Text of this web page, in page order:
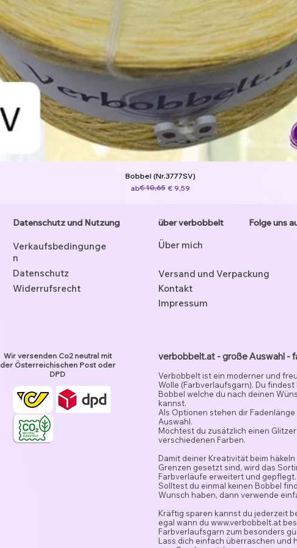
Bobbel (Nr.3777SV)
ab
Standardpreis
€ 10,65 € 9,59
Sale-Preis
Datenschutz und Nutzung
Verkaufsbedingunge
n
Datenschutz
Widerrufsrecht
Wir versenden Co2 neutral mit
der Österreichischen Post oder
DPD
über verbobbelt
Über mich
Folge uns
Versand und Verpackung
Kontakt
Impressum
verbobbelt.at - große Auswahl -
Verbobbelt ist ein moderner und
Wolle (Farbverlaufsgarn). Du
Bobbel welche du nach deinen
kannst.
Als Optionen stehen dir
Auswahl.
Möchtest du zusätzlich einen
verschiedenen Farben.
Damit deiner Kreativität beim
Grenzen gesetzt sind, wird das
Farbverläufe erweitert und gepflegt.
Solltest du einmal keinen Bobbel
Wunsch haben, dann verwende
Kräftig sparen kannst du jederzeit
egal wann du www.verbobbelt.at
Farbverlaufsgarn zum besonders
Lass dich einfach überraschen und